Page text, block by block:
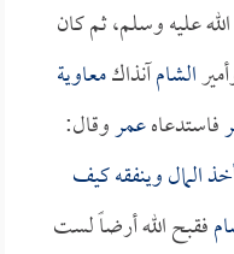
عليه وسلم، ثم كان
الشامآنذاكمعاوية
فاستدعاهعمروقال:
المال وينفقه كيف
فقبح الله أرضاً لست